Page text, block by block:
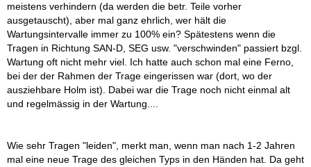
meistens verhindern (da werden die betr. Teile vorher
ausgetauscht), aber mal ganz ehrlich, wer hält die
Wartungsintervalle immer zu 100% ein? Spätestens wenn die
Tragen in Richtung SAN-D, SEG usw. "verschwinden" passiert bzgl.
Wartung oft nicht mehr viel. Ich hatte auch schon mal eine Ferno,
bei der der Rahmen der Trage eingerissen war (dort, wo der
ausziehbare Holm ist). Dabei war die Trage noch nicht einmal alt
und regelmässig in der Wartung....
Wie sehr Tragen "leiden", merkt man, wenn man nach 1-2 Jahren
mal eine neue Trage des gleichen Typs in den Händen hat. Da geht